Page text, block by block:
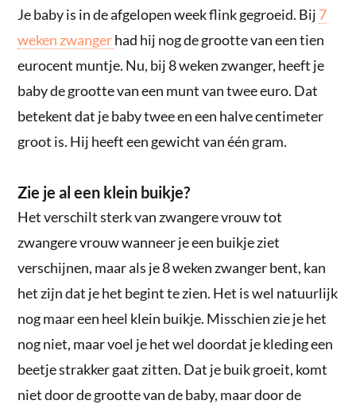
Je baby is in de afgelopen week flink gegroeid. Bij 7
weken zwangerhad hij nog de grootte van een tien
eurocent muntje. Nu, bij 8 weken zwanger, heeft je
baby de grootte van een munt van twee euro. Dat
betekent dat je baby twee en een halve centimeter
groot is. Hij heeft een gewicht van één gram.
Zie je al een klein buikje?
Het verschilt sterk van zwangere vrouw tot
zwangere vrouw wanneer je een buikje ziet
verschijnen, maar als je 8 weken zwanger bent, kan
het zijn dat je het begint te zien. Het is wel natuurlijk
nog maar een heel klein buikje. Misschien zie je het
nog niet, maar voel je het wel doordat je kleding een
beetje strakker gaat zitten. Dat je buik groeit, komt
niet door de grootte van de baby, maar door de